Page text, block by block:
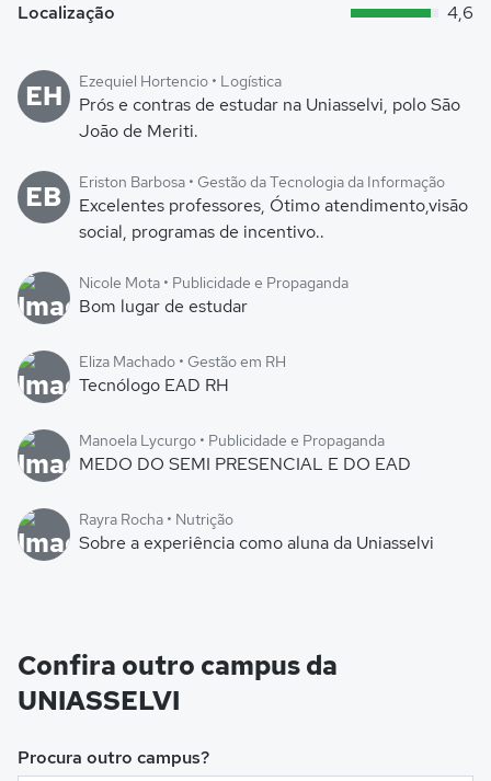
Localização
4,6
EH Ezequiel Hortencio • Logística
Prós e contras de estudar na Uniasselvi, polo São
João de Meriti.
EB Eriston Barbosa • Gestão da Tecnologia da Informação
Excelentes professores, Ótimo atendimento,visão
social, programas de incentivo..
Nicole Mota • Publicidade e Propaganda
Bom lugar de estudar
Eliza Machado • Gestão em RH
Tecnólogo EAD RH
Manoela Lycurgo • Publicidade e Propaganda
MEDO DO SEMI PRESENCIAL E DO EAD
Rayra Rocha • Nutrição
Sobre a experiência como aluna da Uniasselvi
Confira outro campus da
UNIASSELVI
Procura outro campus?